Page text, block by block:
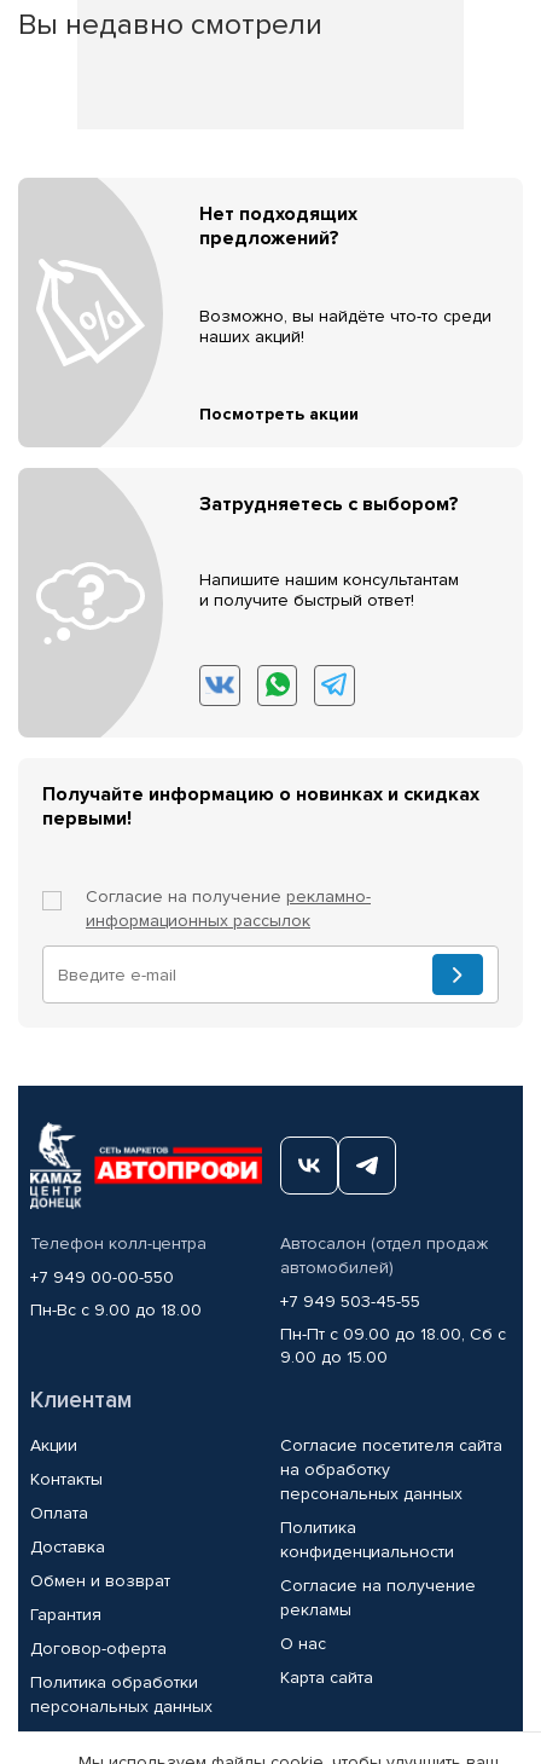
Вы недавно смотрели
Нет подходящих
предложений?
Возможно, вы найдёте что-то среди
наших акций!
Посмотреть акции
Затрудняетесь с выбором?
Напишите нашим консультантам
и получите быстрый ответ!
Получайте информацию о новинках и скидках
первыми!
Согласие на получение рекламно-
информационных рассылок
Телефон колл-центра
+7 949 00-00-550
Пн-Вс с 9.00 до 18.00
Автосалон (отдел продаж
автомобилей)
+7 949 503-45-55
Пн-Пт с 09.00 до 18.00, Сб с
9.00 до 15.00
Клиентам
Акции
Контакты
Оплата
Доставка
Обмен и возврат
Гарантия
Договор-оферта
Политика обработки
персональных данных
Согласие посетителя сайта
на обработку
персональных данных
Политика
конфиденциальности
Согласие на получение
рекламы
О нас
Карта сайта